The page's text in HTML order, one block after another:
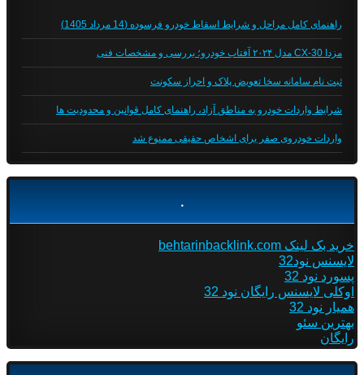
راهنمای کامل مراحل و شرایط اسقاط خودرو فرسوده (14 مرداد 1405)
مزدا CX-30 مدل ۲۰۲۴ آفتاب خودرو؛ بررسی و مشخصات فنی
ثبت نام سامانه سخا تعویض پلاک و احراز سکونت
شرایط واردات خودرو به مناطق آزاد، راهنمای کامل قوانین و محدودیت ها
واردات خودروی صفر برای اشخاص حقیقی ممنوع شد
.
خرید بک لینک behtarinbacklink.com
لایسنس نود32
پسورد نود 32
اوکلی لایسنس رایگان نود 32
همیار نود 32
بهترین سئو
رایگان